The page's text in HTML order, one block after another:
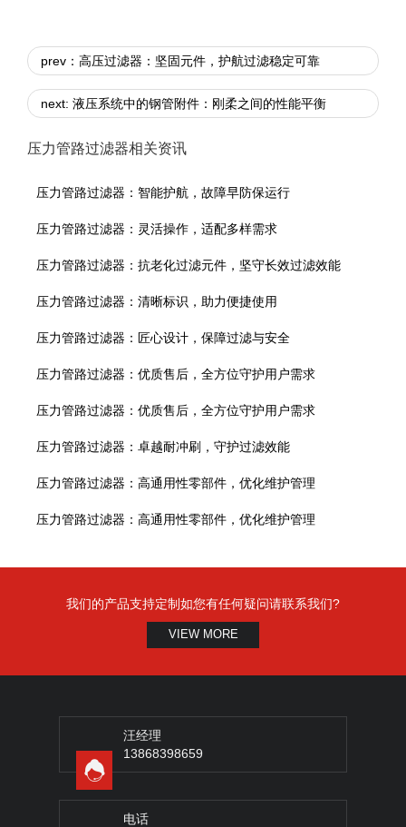
prev：高压过滤器：坚固元件，护航过滤稳定可靠
next: 液压系统中的钢管附件：刚柔之间的性能平衡
压力管路过滤器相关资讯
压力管路过滤器：智能护航，故障早防保运行
压力管路过滤器：灵活操作，适配多样需求
压力管路过滤器：抗老化过滤元件，坚守长效过滤效能
压力管路过滤器：清晰标识，助力便捷使用
压力管路过滤器：匠心设计，保障过滤与安全
压力管路过滤器：优质售后，全方位守护用户需求
压力管路过滤器：优质售后，全方位守护用户需求
压力管路过滤器：卓越耐冲刷，守护过滤效能
压力管路过滤器：高通用性零部件，优化维护管理
压力管路过滤器：高通用性零部件，优化维护管理
我们的产品支持定制如您有任何疑问请联系我们?
VIEW MORE
汪经理
13868398659
电话